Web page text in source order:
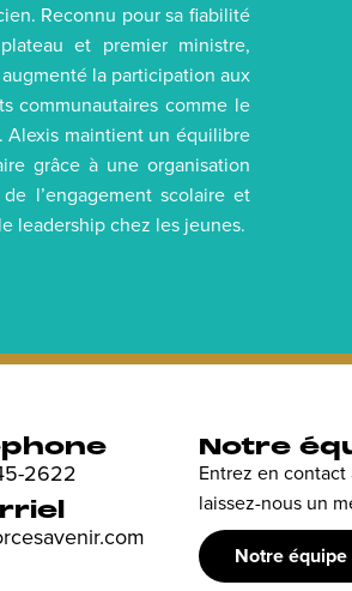
Reconnu pour sa fiabilité
et premier ministre,
la participation aux
communautaires comme le
Alexis maintient un équilibre
grâce à une organisation
l’engagement scolaire et
leadership chez les jeunes.
2622
Notre
Entrez en
laissez-nous un
Notre équipe